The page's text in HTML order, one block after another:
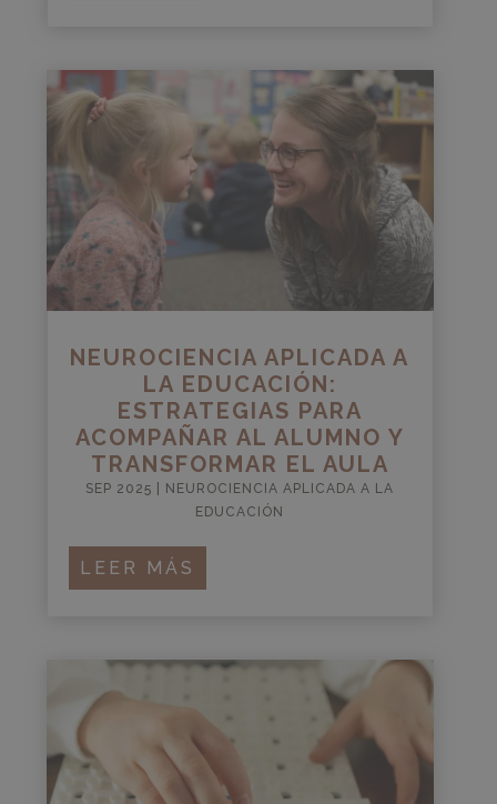
NEUROCIENCIA APLICADA A
LA EDUCACIÓN:
ESTRATEGIAS PARA
ACOMPAÑAR AL ALUMNO Y
TRANSFORMAR EL AULA
SEP 2025
NEUROCIENCIA APLICADA A LA
EDUCACIÓN
LEER MÁS